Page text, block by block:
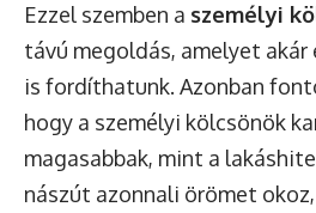
Ezzel szemben a személyi
távú megoldás, amelyet akár
is fordíthatunk. Azonban
hogy a személyi kölcsönök
magasabbak, mint a
nászút azonnali örömet